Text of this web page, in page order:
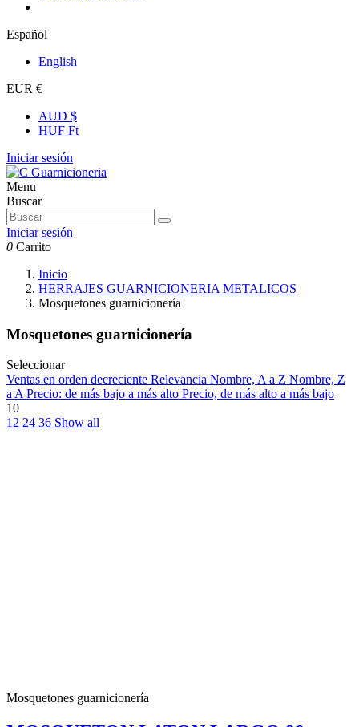
Español
English
EUR €
AUD $
HUF Ft
Iniciar sesión
Menu
Buscar
Iniciar sesión
0 Carrito
Inicio
HERRAJES GUARNICIONERIA METALICOS
Mosquetones guarnicionería
Mosquetones guarnicionería
Seleccionar
Ventas en orden decreciente Relevancia Nombre, A a Z Nombre, Z
a APrecio: de más bajo a más alto Precio, de más alto a más bajo
10
12 24 36 Show all
Mosquetones guarnicionería